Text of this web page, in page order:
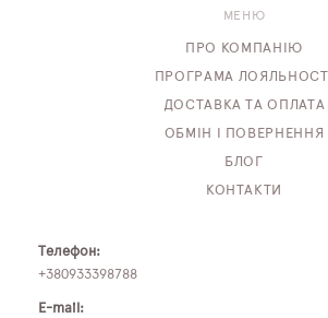
МЕНЮ
ПРО КОМПАНІЮ
ПРОГРАМА ЛОЯЛЬНОСТІ
ДОСТАВКА ТА ОПЛАТА
ОБМІН І ПОВЕРНЕННЯ
БЛОГ
КОНТАКТИ
Телефон:
+380933398788
E-mail: